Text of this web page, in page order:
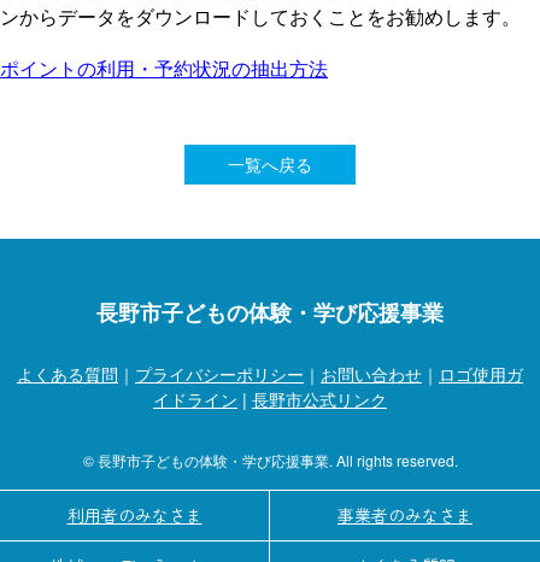
ンからデータをダウンロードしておくことをお勧めします。
ポイントの利用・予約状況の抽出方法
一覧へ戻る
長野市子どもの体験・学び応援事業
よくある質問 ｜ プライバシーポリシー ｜ お問い合わせ ｜ ロゴ使用ガ
イドライン | 長野市公式リンク
© 長野市子どもの体験・学び応援事業. All rights reserved.
利用者のみなさま 事業者のみなさま